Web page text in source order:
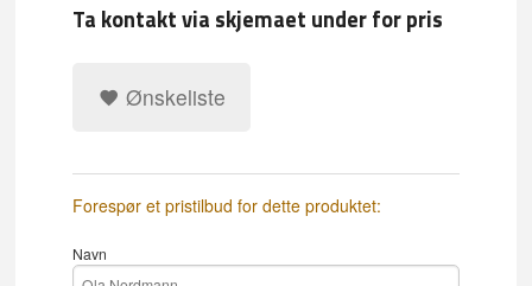
Ta kontakt via skjemaet under for pris
Ønskeliste
Forespør et pristilbud for dette produktet:
Navn